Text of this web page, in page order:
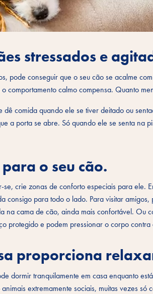
stressados e
pode conseguir que o seu cão se acalme
comportamento calmo compensa. Quanto
comida quando ele se tiver deitado ou
a porta se abre. Só quando ele se senta na
o seu cão.
se, crie zonas de conforto especiais para ele.
consigo para todo o lado. Para visitar
na cama de cão, ainda mais confortável. Ou
protegido e podem pressionar o corpo
proporciona
dormir tranquilamente em casa enquanto
extremamente sociais, muitas vezes